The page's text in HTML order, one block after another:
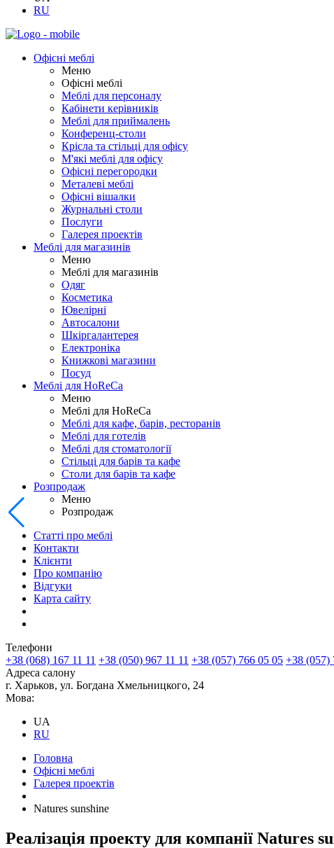
RU
Офісні меблі
Меню
Офісні меблі
Меблі для персоналу
Кабінети керівників
Меблі для приймалень
Конференц-столи
Крісла та стільці для офісу
М'які меблі для офісу
Офісні перегородки
Металеві меблі
Офісні вішалки
Журнальні столи
Послуги
Галерея проектів
Меблі для магазинів
Меню
Меблі для магазинів
Одяг
Косметика
Ювелірні
Автосалони
Шкіргалантерея
Електроніка
Книжкові магазини
Посуд
Меблі для HoReCa
Меню
Меблі для HoReCa
Меблі для кафе, барів, ресторанів
Меблі для готелів
Меблі для стоматології
Стільці для барів та кафе
Столи для барів та кафе
Розпродаж
Меню
Розпродаж
Статті про меблі
Контакти
Клієнти
Про компанію
Відгуки
Карта сайту
Телефони
+38 (068) 167 11 11 +38 (050) 967 11 11 +38 (057) 766 05 05 +38 (057)
Адреса салону
г. Харьков, ул. Богдана Хмельницкого, 24
Мова:
UA
RU
Головна
Офісні меблі
Галерея проектів
Natures sunshine
Реалізація проекту для компанії Natures